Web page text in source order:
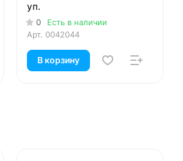
уп.
0
Есть в наличии
Арт. 0042044
В корзину